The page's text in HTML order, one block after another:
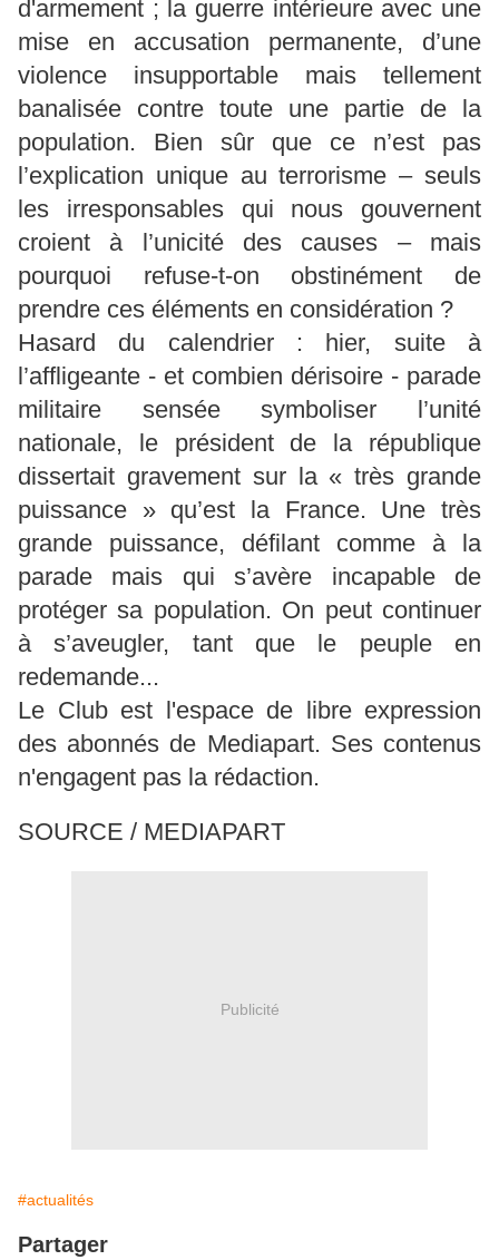
d'armement ; la guerre intérieure avec une
mise en accusation permanente, d’une
violence insupportable mais tellement
banalisée contre toute une partie de la
population. Bien sûr que ce n’est pas
l’explication unique au terrorisme – seuls
les irresponsables qui nous gouvernent
croient à l’unicité des causes – mais
pourquoi refuse-t-on obstinément de
prendre ces éléments en considération ?
Hasard du calendrier : hier, suite à
l’affligeante - et combien dérisoire - parade
militaire sensée symboliser l’unité
nationale, le président de la république
dissertait gravement sur la « très grande
puissance » qu’est la France. Une très
grande puissance, défilant comme à la
parade mais qui s’avère incapable de
protéger sa population. On peut continuer
à s’aveugler, tant que le peuple en
redemande...
Le Club est l'espace de libre expression
des abonnés de Mediapart. Ses contenus
n'engagent pas la rédaction.
SOURCE / MEDIAPART
Publicité
#actualités
Partager